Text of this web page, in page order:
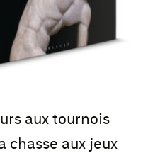
aux tournois
chasse aux jeux